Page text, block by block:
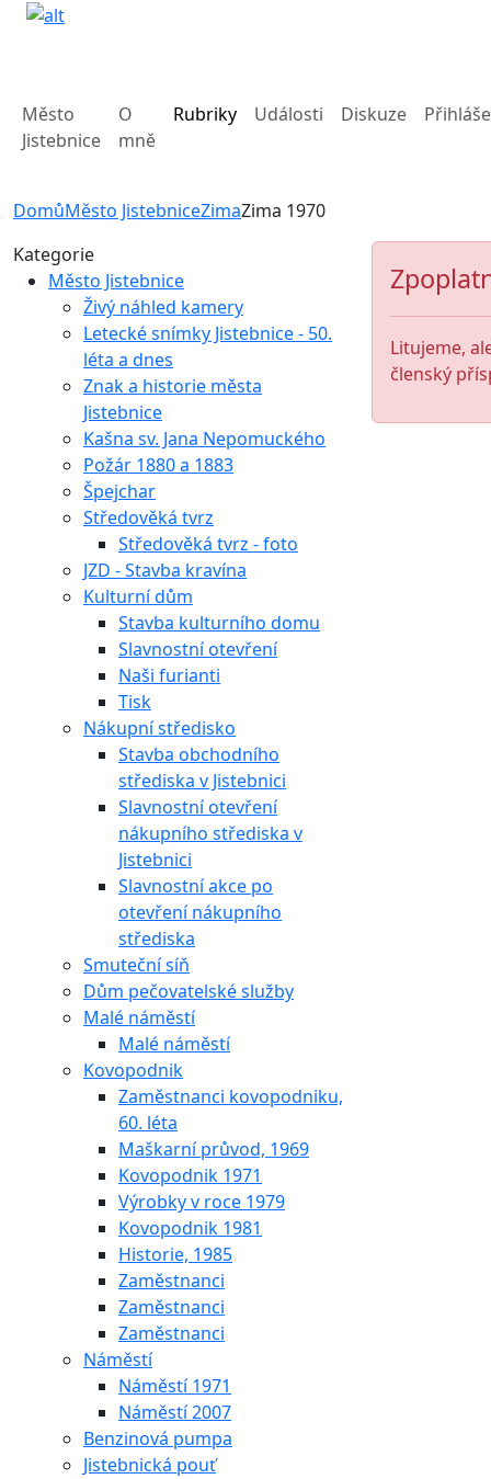
Město
Jistebnice
O
mně
Rubriky Události Diskuze
DomůMěsto JistebniceZimaZima 1970
Litujeme,
členský
Kategorie
Město Jistebnice
Živý náhled kamery
Letecké snímky Jistebnice - 50.
léta a dnes
Znak a historie města
Jistebnice
Kašna sv. Jana Nepomuckého
Požár 1880 a 1883
Špejchar
Středověká tvrz
Středověká tvrz - foto
JZD - Stavba kravína
Kulturní dům
Stavba kulturního domu
Slavnostní otevření
Naši furianti
Tisk
Nákupní středisko
Stavba obchodního
střediska v Jistebnici
Slavnostní otevření
nákupního střediska v
Jistebnici
Slavnostní akce po
otevření nákupního
střediska
Smuteční síň
Dům pečovatelské služby
Malé náměstí
Malé náměstí
Kovopodnik
Zaměstnanci kovopodniku,
60. léta
Maškarní průvod, 1969
Kovopodnik 1971
Výrobky v roce 1979
Kovopodnik 1981
Historie, 1985
Zaměstnanci
Zaměstnanci
Zaměstnanci
Náměstí
Náměstí 1971
Náměstí 2007
Benzinová pumpa
Jistebnická pouť